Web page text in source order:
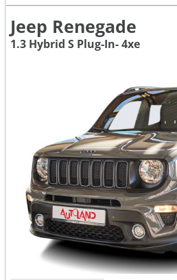
Jeep Renegade
1.3 Hybrid S Plug-In- 4xe